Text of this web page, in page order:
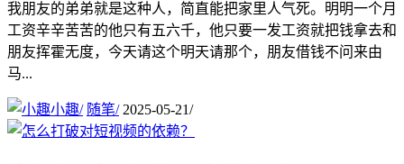
我朋友的弟弟就是这种人，简直能把家里人气死。明明一个月
工资辛辛苦苦的他只有五六千，他只要一发工资就把钱拿去和
朋友挥霍无度，今天请这个明天请那个，朋友借钱不问来由
马...
小趣/ 随笔/ 2025-05-21/